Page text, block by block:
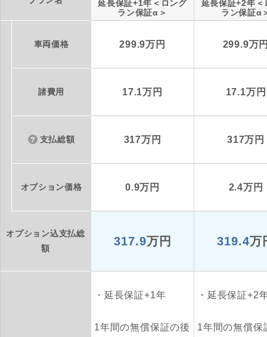
延長保証+1年＜ロング
ラン保証α＞
延長保証+2年＜
ラン保証α
車両価格 299.9万円 299.9万
諸費用 17.1万円 17.1万円
支払総額 317万円 317万円
オプション価格 0.9万円 2.4万円
オプション込支払総
額
317.9万円 319.4万
延長保証+1年 延長保証+2
1年間の無償保証の後
1年間の無償保